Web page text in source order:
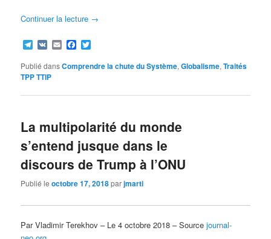
Continuer la lecture →
Telegram
VK EmailFacebook
Publié dansComprendre la chute du Système,Globalisme,Traités
TPP TTIP
La multipolarité du monde
s’entend jusque dans le
discours de Trump à l’ONU
Publié leoctobre 17, 2018parjmarti
Par Vladimir Terekhov – Le 4 octobre 2018 – Sourcejournal-